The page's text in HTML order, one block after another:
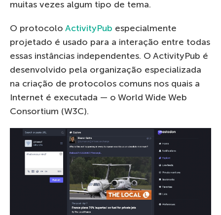
muitas vezes algum tipo de tema.
O protocolo ActivityPub especialmente
projetado é usado para a interação entre todas
essas instâncias independentes. O ActivityPub é
desenvolvido pela organização especializada
na criação de protocolos comuns nos quais a
Internet é executada — o World Wide Web
Consortium (W3C).